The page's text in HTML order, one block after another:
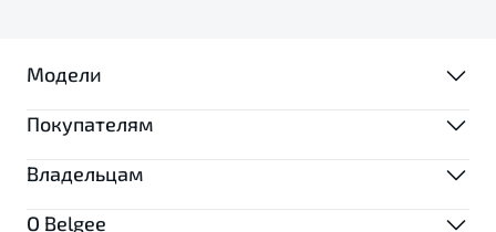
Модели
МОДЕЛИ
X50+
S50
Покупателям
ВЫБОР И ПОКУПКА
Владельцам
О Belgee